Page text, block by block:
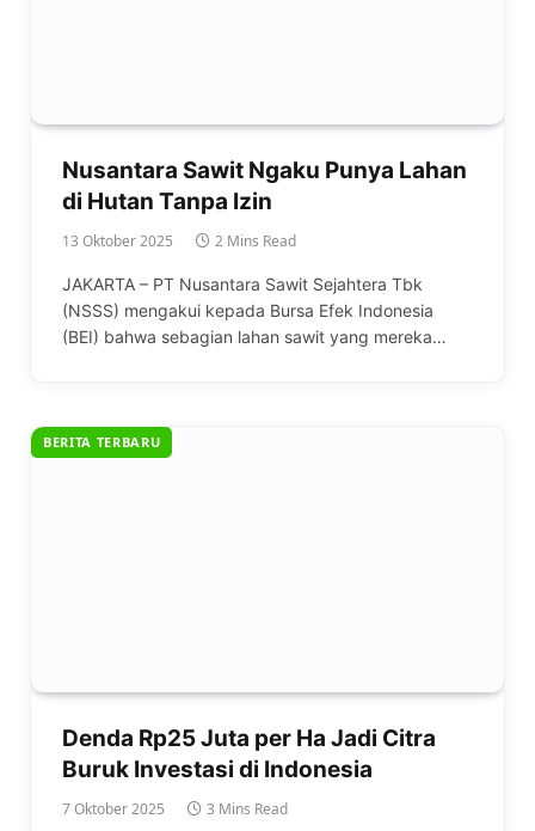
Nusantara Sawit Ngaku Punya Lahan
di Hutan Tanpa Izin
13 Oktober 2025 2 Mins Read
JAKARTA – PT Nusantara Sawit Sejahtera Tbk
(NSSS) mengakui kepada Bursa Efek Indonesia
(BEI) bahwa sebagian lahan sawit yang mereka…
BERITA TERBARU
Denda Rp25 Juta per Ha Jadi Citra
Buruk Investasi di Indonesia
7 Oktober 2025 3 Mins Read